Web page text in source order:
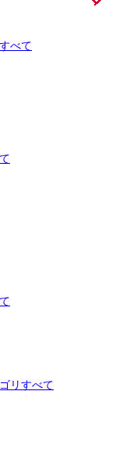
べて
リすべて